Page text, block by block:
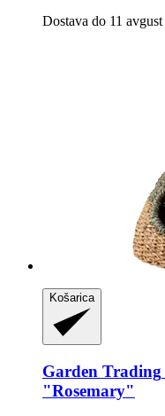
Dostava do 11 avgust
Košarica
Garden Trading
"Rosemary"